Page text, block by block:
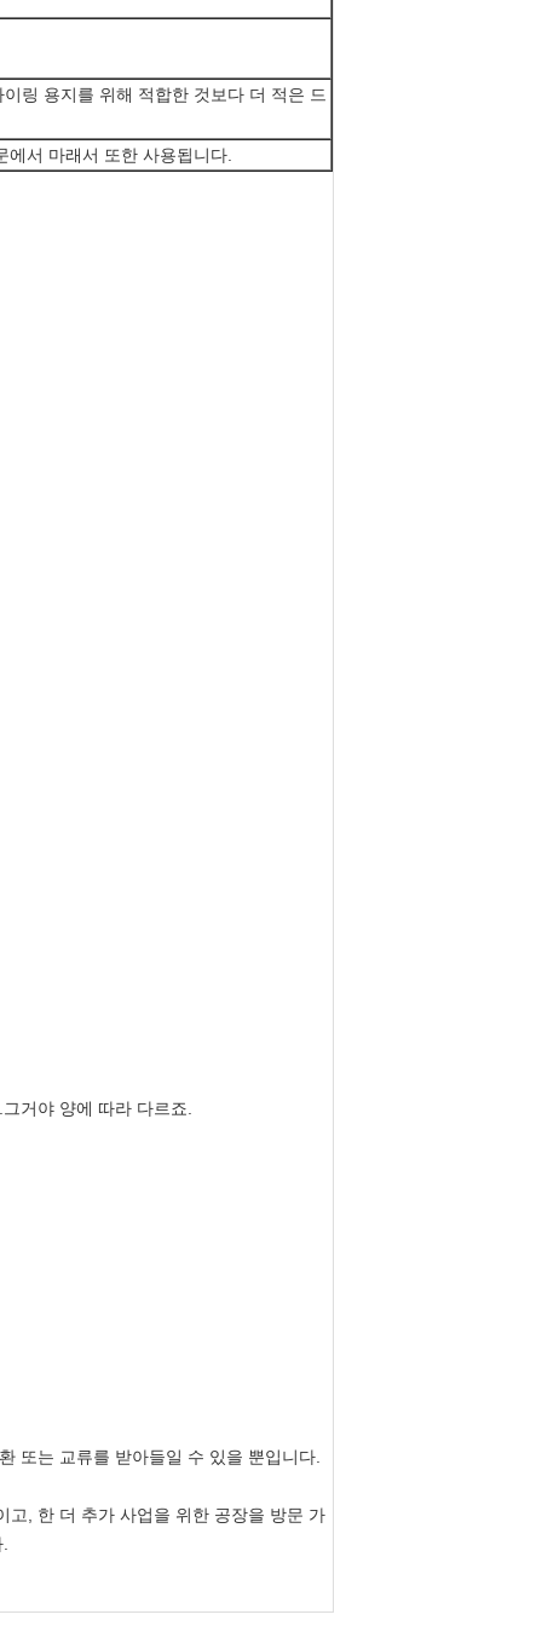
링 용지를 위해 적합한 것보다 더 적은 드
서 마래서 또한 사용됩니다.
거야 양에 따라 다르죠.
또는 교류를 받아들일 수 있을 뿐입니다.
고, 한 더 추가 사업을 위한 공장을 방문 가